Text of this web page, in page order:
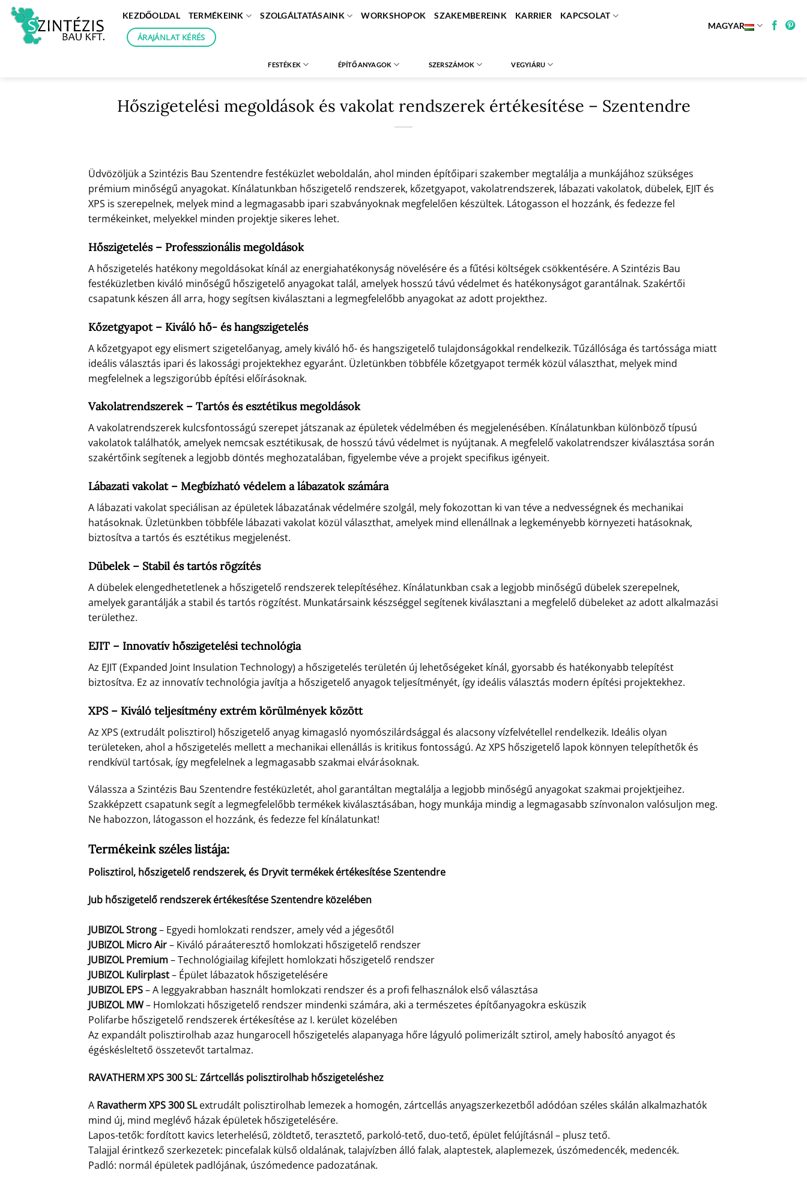
Skip
content
KEZDŐOLDAL TERMÉKEINK SZOLGÁLTATÁSAINK WORKSHOPOK SZAKEMBEREINK KARRIER KAPCSOLAT
ÁRAJÁNLAT KÉRÉS
MAGYAR
FESTÉKEK ÉPÍTŐANYAGOK SZERSZÁMOK VEGYIÁRU
Hőszigetelési megoldások és vakolat rendszerek értékesítése – Szentendre
Üdvözöljük a Szintézis Bau Szentendre festéküzlet weboldalán, ahol minden építőipari szakember megtalálja a munkájához szükséges
prémium minőségű anyagokat. Kínálatunkban hőszigetelő rendszerek, kőzetgyapot, vakolatrendszerek, lábazati vakolatok, dübelek, EJIT és
XPS is szerepelnek, melyek mind a legmagasabb ipari szabványoknak megfelelően készültek. Látogasson el hozzánk, és fedezze fel
termékeinket, melyekkel minden projektje sikeres lehet.
Hőszigetelés – Professzionális megoldások
A hőszigetelés hatékony megoldásokat kínál az energiahatékonyság növelésére és a fűtési költségek csökkentésére. A Szintézis Bau
festéküzletben kiváló minőségű hőszigetelő anyagokat talál, amelyek hosszú távú védelmet és hatékonyságot garantálnak. Szakértői
csapatunk készen áll arra, hogy segítsen kiválasztani a legmegfelelőbb anyagokat az adott projekthez.
Kőzetgyapot – Kiváló hő- és hangszigetelés
A kőzetgyapot egy elismert szigetelőanyag, amely kiváló hő- és hangszigetelő tulajdonságokkal rendelkezik. Tűzállósága és tartóssága miatt
ideális választás ipari és lakossági projektekhez egyaránt. Üzletünkben többféle kőzetgyapot termék közül választhat, melyek mind
megfelelnek a legszigorúbb építési előírásoknak.
Vakolatrendszerek – Tartós és esztétikus megoldások
A vakolatrendszerek kulcsfontosságú szerepet játszanak az épületek védelmében és megjelenésében. Kínálatunkban különböző típusú
vakolatok találhatók, amelyek nemcsak esztétikusak, de hosszú távú védelmet is nyújtanak. A megfelelő vakolatrendszer kiválasztása során
szakértőink segítenek a legjobb döntés meghozatalában, figyelembe véve a projekt specifikus igényeit.
Lábazati vakolat – Megbízható védelem a lábazatok számára
A lábazati vakolat speciálisan az épületek lábazatának védelmére szolgál, mely fokozottan ki van téve a nedvességnek és mechanikai
hatásoknak. Üzletünkben többféle lábazati vakolat közül választhat, amelyek mind ellenállnak a legkeményebb környezeti hatásoknak,
biztosítva a tartós és esztétikus megjelenést.
Dübelek – Stabil és tartós rögzítés
A dübelek elengedhetetlenek a hőszigetelő rendszerek telepítéséhez. Kínálatunkban csak a legjobb minőségű dübelek szerepelnek,
amelyek garantálják a stabil és tartós rögzítést. Munkatársaink készséggel segítenek kiválasztani a megfelelő dübeleket az adott alkalmazási
területhez.
EJIT – Innovatív hőszigetelési technológia
Az EJIT (Expanded Joint Insulation Technology) a hőszigetelés területén új lehetőségeket kínál, gyorsabb és hatékonyabb telepítést
biztosítva. Ez az innovatív technológia javítja a hőszigetelő anyagok teljesítményét, így ideális választás modern építési projektekhez.
XPS – Kiváló teljesítmény extrém körülmények között
Az XPS (extrudált polisztirol) hőszigetelő anyag kimagasló nyomószilárdsággal és alacsony vízfelvétellel rendelkezik. Ideális olyan
területeken, ahol a hőszigetelés mellett a mechanikai ellenállás is kritikus fontosságú. Az XPS hőszigetelő lapok könnyen telepíthetők és
rendkívül tartósak, így megfelelnek a legmagasabb szakmai elvárásoknak.
Válassza a Szintézis Bau Szentendre festéküzletét, ahol garantáltan megtalálja a legjobb minőségű anyagokat szakmai projektjeihez.
Szakképzett csapatunk segít a legmegfelelőbb termékek kiválasztásában, hogy munkája mindig a legmagasabb színvonalon valósuljon meg.
Ne habozzon, látogasson el hozzánk, és fedezze fel kínálatunkat!
Termékeink széles listája:
Polisztirol, hőszigetelő rendszerek, és Dryvit termékek értékesítése Szentendre
Jub hőszigetelő rendszerek értékesítése Szentendre közelében
JUBIZOL Strong– Egyedi homlokzati rendszer, amely véd a jégesőtől
JUBIZOL Micro Air– Kiváló páraáteresztő homlokzati hőszigetelő rendszer
JUBIZOL Premium– Technológiailag kifejlett homlokzati hőszigetelő rendszer
JUBIZOL Kulirplast– Épület lábazatok hőszigetelésére
JUBIZOL EPS– A leggyakrabban használt homlokzati rendszer és a profi felhasználok első választása
JUBIZOL MW– Homlokzati hőszigetelő rendszer mindenki számára, aki a természetes építőanyagokra esküszik
Polifarbe hőszigetelő rendszerek értékesítése az I. kerület közelében
Az expandált polisztirolhab azaz hungarocell hőszigetelés alapanyaga hőre lágyuló polimerizált sztirol, amely habosító anyagot és
égéskésleltető összetevőt tartalmaz.
RAVATHERM XPS 300 SL: Zártcellás polisztirolhab hőszigeteléshez
A Ravatherm XPS 300 SLextrudált polisztirolhab lemezek a homogén, zártcellás anyagszerkezetből adódóan széles skálán alkalmazhatók
mind új, mind meglévő házak épületek hőszigetelésére.
Lapos-tetők: fordított kavics leterhelésű, zöldtető, terasztető, parkoló-tető, duo-tető, épület felújításnál – plusz tető.
Talajjal érintkező szerkezetek: pincefalak külső oldalának, talajvízben álló falak, alaptestek, alaplemezek, úszómedencék, medencék.
Padló: normál épületek padlójának, úszómedence padozatának.